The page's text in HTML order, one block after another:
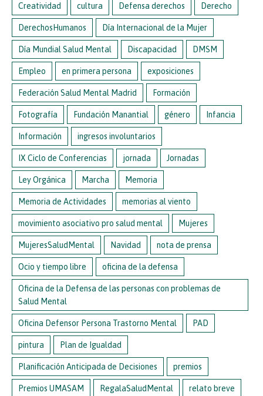
Creatividad cultura Defensa derechos Derecho
DerechosHumanos Día Internacional de la Mujer
Día Mundial Salud Mental Discapacidad DMSM
Empleo en primera persona exposiciones
Federación Salud Mental Madrid Formación
Fotografía Fundación Manantial género Infancia
Información ingresos involuntarios
IX Ciclo de Conferencias jornada Jornadas
Ley Orgánica Marcha Memoria
Memoria de Actividades memorias al viento
movimiento asociativo pro salud mental Mujeres
MujeresSaludMental Navidad nota de prensa
Ocio y tiempo libre oficina de la defensa
Oficina de la Defensa de las personas con problemas de
Salud Mental
Oficina Defensor Persona Trastorno Mental PAD
pintura Plan de Igualdad
Planificación Anticipada de Decisiones premios
Premios UMASAM RegalaSaludMental relato breve